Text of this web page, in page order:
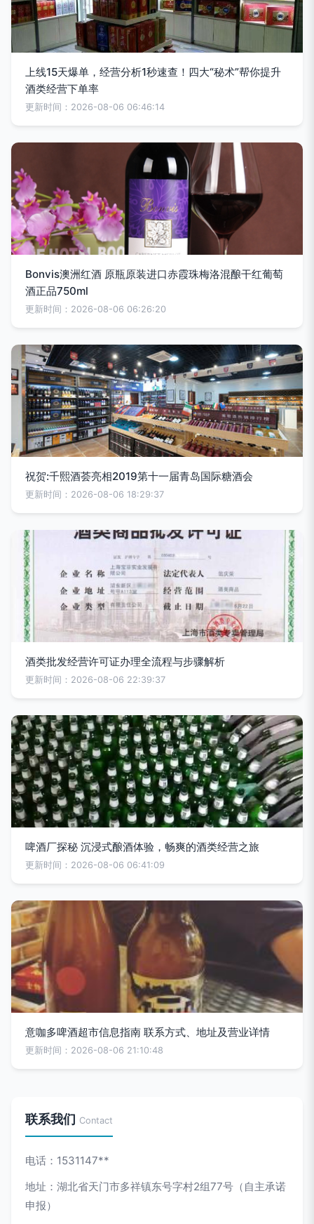
上线15天爆单，经营分析1秒速查！四大“秘术”帮你提升
酒类经营下单率
更新时间：2026-08-06 06:46:14
Bonvis澳洲红酒 原瓶原装进口赤霞珠梅洛混酿干红葡萄
酒正品750ml
更新时间：2026-08-06 06:26:20
祝贺:千熙酒荟亮相2019第十一届青岛国际糖酒会
更新时间：2026-08-06 18:29:37
酒类批发经营许可证办理全流程与步骤解析
更新时间：2026-08-06 22:39:37
啤酒厂探秘 沉浸式酿酒体验，畅爽的酒类经营之旅
更新时间：2026-08-06 06:41:09
意咖多啤酒超市信息指南 联系方式、地址及营业详情
更新时间：2026-08-06 21:10:48
联系我们 Contact
电话：1531147**
地址：湖北省天门市多祥镇东号字村2组77号（自主承诺
申报）